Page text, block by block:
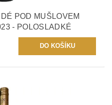
POD MUŠLOVEM
- POLOSLADKÉ